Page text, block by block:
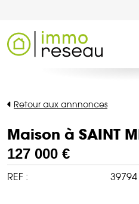
Retour aux annnonces
Maison à SAINT
127 000 €
REF : 39794